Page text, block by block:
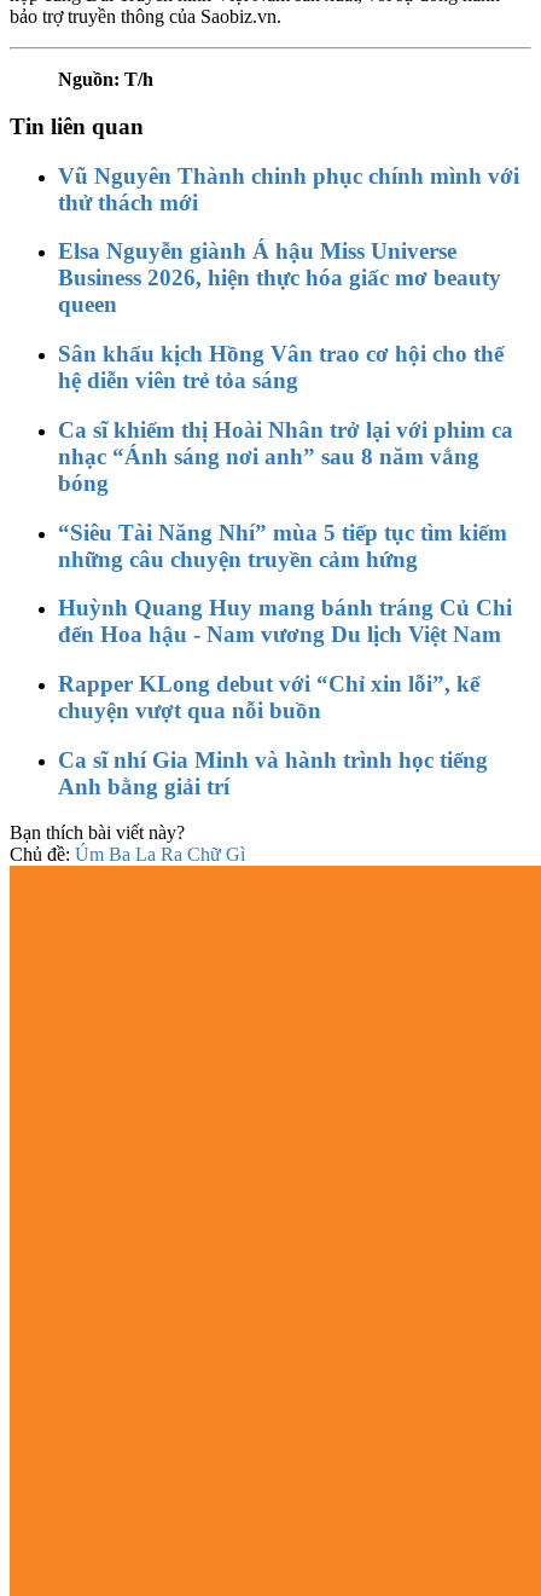
bảo trợ truyền thông của Saobiz.vn.
Nguồn: T/h
Tin liên quan
Vũ Nguyên Thành chinh phục chính mình với
thử thách mới
Elsa Nguyễn giành Á hậu Miss Universe
Business 2026, hiện thực hóa giấc mơ beauty
queen
Sân khấu kịch Hồng Vân trao cơ hội cho thế
hệ diễn viên trẻ tỏa sáng
Ca sĩ khiếm thị Hoài Nhân trở lại với phim ca
nhạc “Ánh sáng nơi anh” sau 8 năm vắng
bóng
“Siêu Tài Năng Nhí” mùa 5 tiếp tục tìm kiếm
những câu chuyện truyền cảm hứng
Huỳnh Quang Huy mang bánh tráng Củ Chi
đến Hoa hậu - Nam vương Du lịch Việt Nam
Rapper KLong debut với “Chỉ xin lỗi”, kể
chuyện vượt qua nỗi buồn
Ca sĩ nhí Gia Minh và hành trình học tiếng
Anh bằng giải trí
Bạn thích bài viết này?
Chủ đề: Úm Ba La Ra Chữ Gì